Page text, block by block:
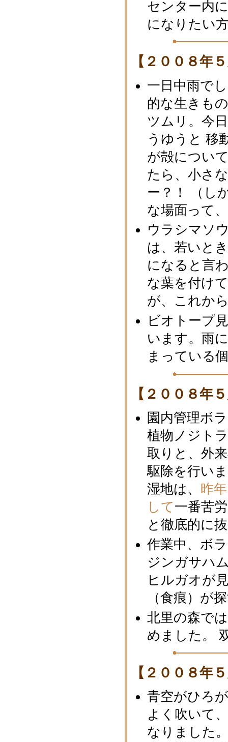
センター内
になりたい
【２００８年
一日中雨で
的な生きも
ツムリ。今
うゆうと 移
が殻につい
たら、小さ
ー？！ （し
な場面って
ウラシマソ
は、若いと
になると言
な葉を付け
が、これか
ビオトープ
います。雨
まっている
【２００８年
園内管理ボ
植物ノジト
取りと、外
駆除を行い
湿地は、 昨
して一番苦
と徹底的に
作業中、ボ
ジンガサハ
ヒルガオが
（食痕）が
北里の森で
めました。
【２００８年
青空がひろ
よく吹いて
なりました